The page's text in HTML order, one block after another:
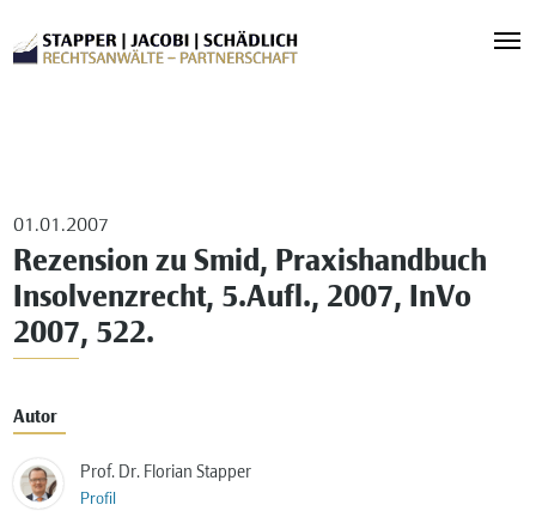
01.01.2007
Rezension zu Smid, Praxishandbuch
Insolvenzrecht, 5.Aufl., 2007, InVo
2007, 522.
Autor
Prof. Dr. Florian Stapper
Profil